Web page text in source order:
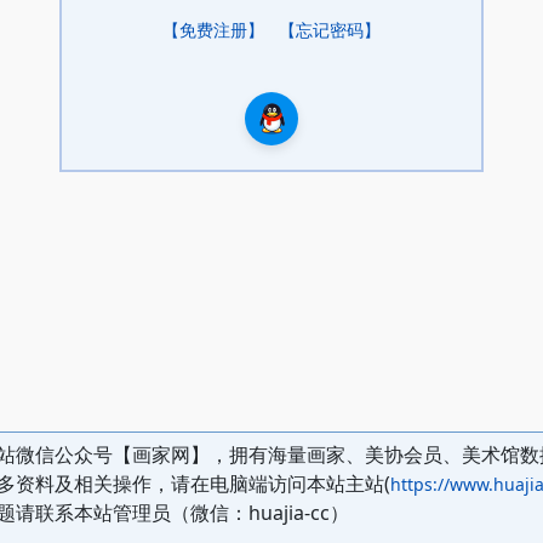
【免费注册】 【忘记密码】
微信公众号【画家网】，拥有海量画家、美协会员、美术馆数
资料及相关操作，请在电脑端访问本站主站(https://
请联系本站管理员（微信：huajia-cc）